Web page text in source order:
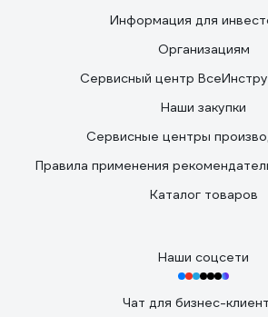
Информация для
Организациям
Сервисный центр
Наши закупки
Сервисные центры
Правила применения
Каталог товаров
Наши соцсети
Чат для бизнес-